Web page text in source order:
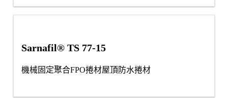
Sarnafil® TS 77-15
機械固定聚合FPO捲材屋頂防水捲材